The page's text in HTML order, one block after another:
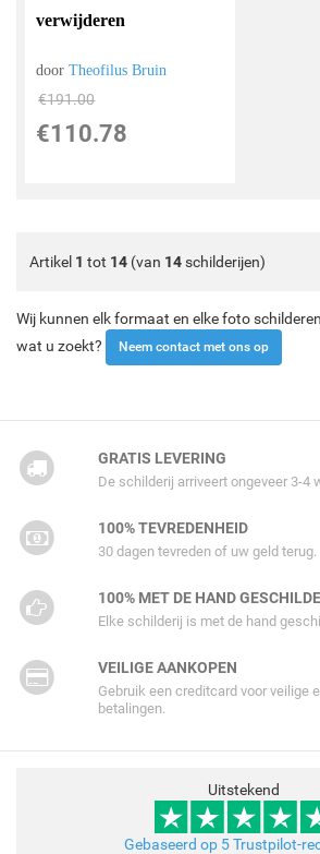
verwijderen
doorTheofilus Bruin
€191.00
€110.78
Artikel 1 tot 14 (van 14schilderijen)
Wij kunnen elk formaat en elke foto
wat u zoekt?
Neem contact met ons op
GRATIS LEVERING
De schilderij arriveert ongeveer 3-4
100% TEVREDENHEID
30 dagen tevreden of uw geld terug.
100% MET DE HAND
Elke schilderij is met de hand
VEILIGE AANKOPEN
Gebruik een creditcard voor veilige
betalingen.
Uitstekend
Gebaseerd op 5 Trustpilot-